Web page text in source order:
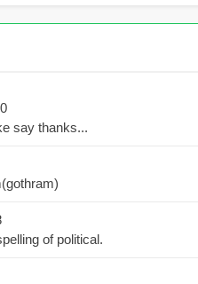
say thanks...
of political.